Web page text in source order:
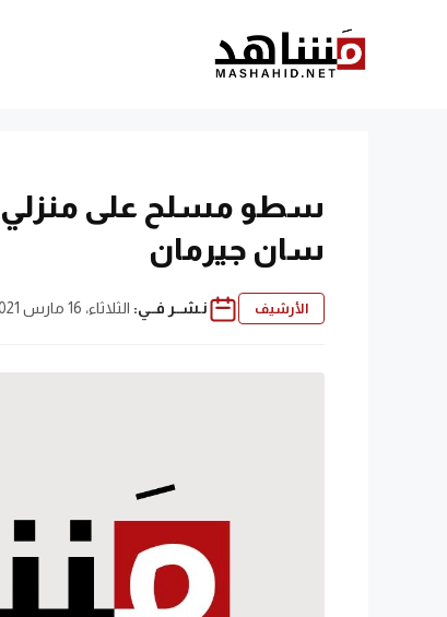
سطو مسلح على منزلي
سان جيرمان
الأرشيف نـشــر فــي: الثلاثاء، 16 مارس 2021 | 5:00 ص